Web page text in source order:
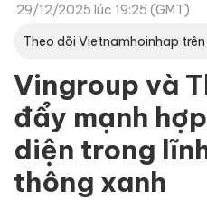
29/12/2025 lúc 19:25 (GMT)
Theo dõi Vietnamhoinhap trên
Vingroup và
đẩy mạnh
diện trong
thông xanh